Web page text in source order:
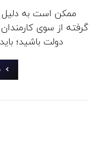
ممکن است به دلیل
گرفته از سوی
دولت باشید؛